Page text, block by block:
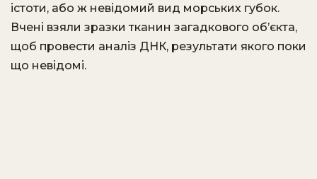
істоти, або ж невідомий вид морських губок.
Вчені взяли зразки тканин загадкового об’єкта,
щоб провести аналіз ДНК, результати якого поки
що невідомі.